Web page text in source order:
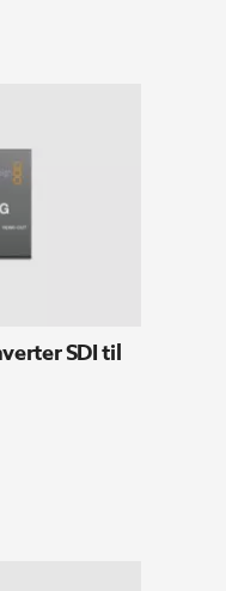
SDI til